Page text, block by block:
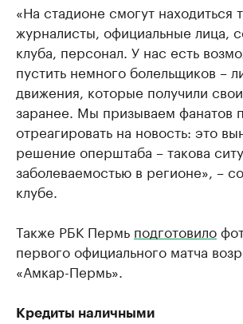
«На стадионе смогут находиться
журналисты, официальные лица,
клуба, персонал. У нас есть
пустить немного болельщиков –
движения, которые получили
заранее. Мы призываем фанатов
отреагировать на новость: это
решение оперштаба – такова
заболеваемостью в регионе», –
клубе.
Также РБК Пермь подготовило
первого официального матча
«Амкар-Пермь».
Кредиты наличными